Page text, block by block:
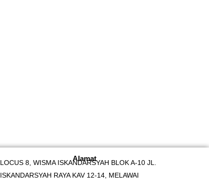
Alamat
LOCUS 8, WISMA ISKANDARSYAH BLOK A-10 JL.
ISKANDARSYAH RAYA KAV 12-14, MELAWAI